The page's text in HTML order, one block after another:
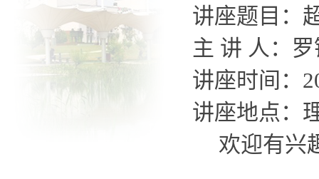
讲座题目：
主 讲 人：
讲座时间：
讲座地点：
欢迎有兴